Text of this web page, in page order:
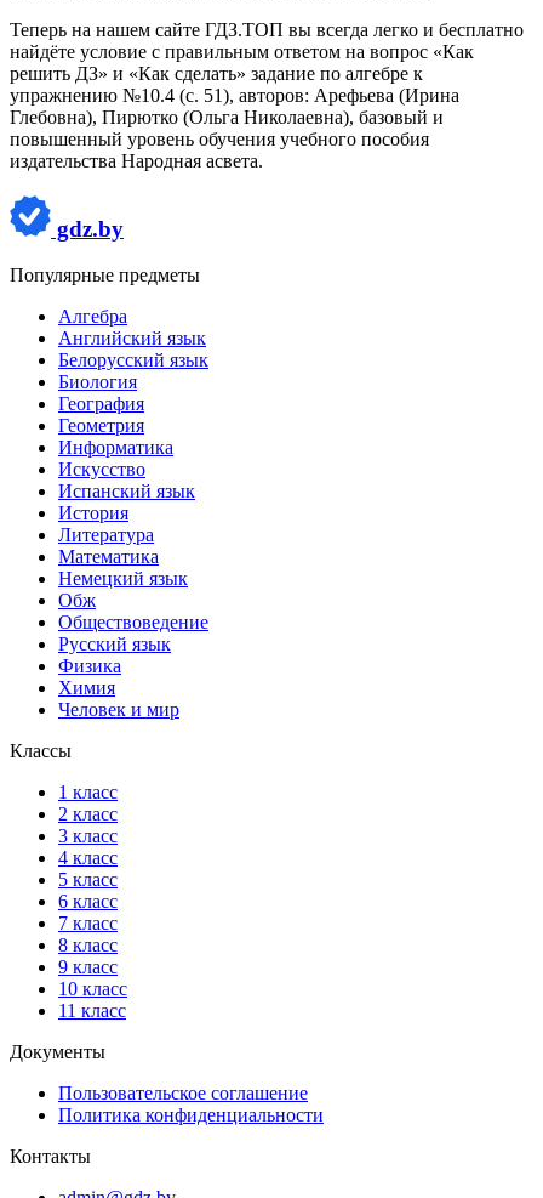
Теперь на нашем сайте ГДЗ.ТОП вы всегда легко и бесплатно
найдёте условие с правильным ответом на вопрос «Как
решить ДЗ» и «Как сделать» задание по алгебре к
упражнению №10.4 (с. 51), авторов: Арефьева (Ирина
Глебовна), Пирютко (Ольга Николаевна), базовый и
повышенный уровень обучения учебного пособия
издательства Народная асвета.
gdz.by
Популярные предметы
Алгебра
Английский язык
Белорусский язык
Биология
География
Геометрия
Информатика
Искусство
Испанский язык
История
Литература
Математика
Немецкий язык
Обж
Обществоведение
Русский язык
Физика
Химия
Человек и мир
Классы
1 класс
2 класс
3 класс
4 класс
5 класс
6 класс
7 класс
8 класс
9 класс
10 класс
11 класс
Документы
Пользовательское соглашение
Политика конфиденциальности
Контакты